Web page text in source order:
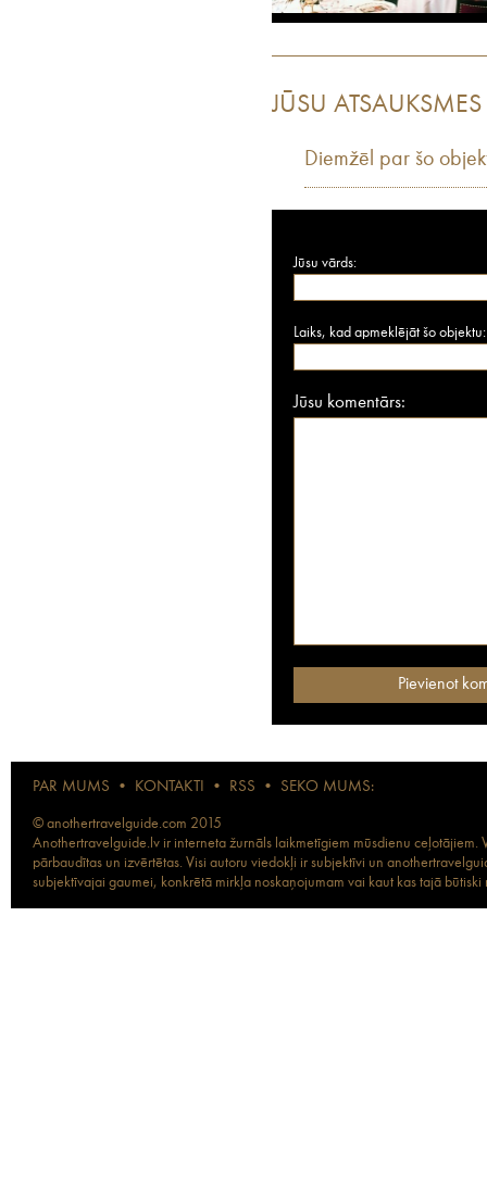
JŪSU ATSAUKSMES
Diemžēl par šo
Jūsu vārds:
Laiks, kad apmeklējāt šo objektu:
Jūsu komentārs:
PAR MUMS • KONTAKTI • RSS • SEKO MUMS:
© anothertravelguide.com 2015
Anothertravelguide.lv ir interneta žurnāls laikmetīgiem mūsdienu
pārbaudītas un izvērtētas. Visi autoru viedokļi ir subjektīvi un
subjektīvajai gaumei, konkrētā mirkļa noskaņojumam vai kaut kas tajā